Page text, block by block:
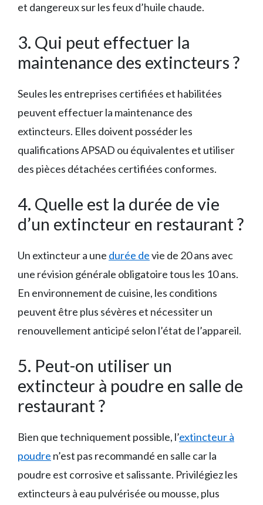
et dangereux sur les feux d’huile chaude.
3. Qui peut effectuer la
maintenance des extincteurs ?
Seules les entreprises certifiées et habilitées
peuvent effectuer la maintenance des
extincteurs. Elles doivent posséder les
qualifications APSAD ou équivalentes et utiliser
des pièces détachées certifiées conformes.
4. Quelle est la durée de vie
d’un extincteur en restaurant ?
Un extincteur a une durée devie de 20 ans avec
une révision générale obligatoire tous les 10 ans.
En environnement de cuisine, les conditions
peuvent être plus sévères et nécessiter un
renouvellement anticipé selon l’état de l’appareil.
5. Peut-on utiliser un
extincteur à poudre en salle de
restaurant ?
Bien que techniquement possible, l’extincteur à
poudre n’est pas recommandé en salle car la
poudre est corrosive et salissante. Privilégiez les
extincteurs à eau pulvérisée ou mousse, plus